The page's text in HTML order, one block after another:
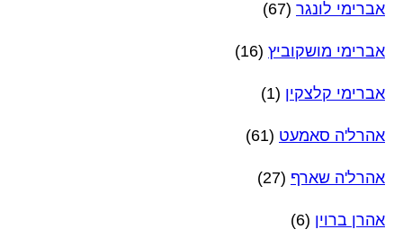
אברימי לונגר (67)
אברימי מושקוביץ (16)
אברימי קלצקין (1)
אהרל'ה סאמעט (61)
אהרל'ה שארף (27)
אהרן ברוין (6)